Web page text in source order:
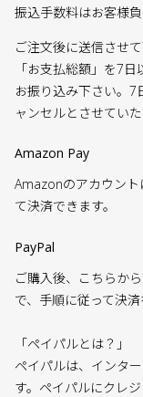
振込手数料はお客様負
ご注文後に送信させ
「お支払総額」を7
お振り込み下さい。
ャンセルとさせていた
Amazon Pay
Amazonのアカウン
て決済できます。
PayPal
ご購入後、こちらか
で、手順に従って決済
「ペイパルとは？」
ペイパルは、インタ
す。ペイパルにクレ